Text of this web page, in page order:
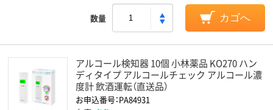
数量 カゴへ
アルコール検知器 10個 小林薬品 KO270 ハン
ディタイプ アルコールチェック アルコール濃
度計 飲酒運転（直送品）
お申込番号：PA84931